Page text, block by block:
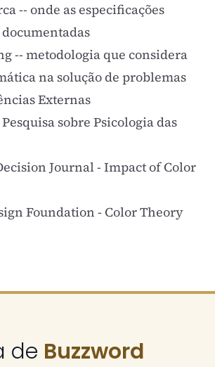
-- onde as especificações
-- metodologia que considera
na solução de problemas
Externas
sobre Psicologia das
Journal - Impact of Color
Foundation - Color Theory
de Buzzword